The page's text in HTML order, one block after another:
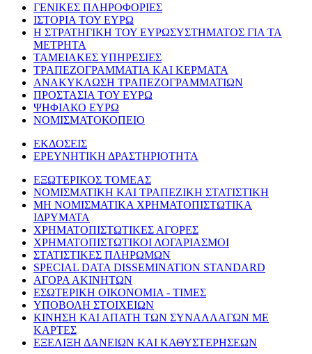
ΓΕΝΙΚΕΣ ΠΛΗΡΟΦΟΡΙΕΣ
ΙΣΤΟΡΙΑ ΤΟΥ ΕΥΡΩ
Η ΣΤΡΑΤΗΓΙΚΗ ΤΟΥ ΕΥΡΩΣΥΣΤΗΜΑΤΟΣ ΓΙΑ ΤΑ
ΜΕΤΡΗΤΑ
ΤΑΜΕΙΑΚΕΣ ΥΠΗΡΕΣΙΕΣ
ΤΡΑΠΕΖΟΓΡΑΜΜΑΤΙΑ ΚΑΙ ΚΕΡΜΑΤΑ
ΑΝΑΚΥΚΛΩΣΗ ΤΡΑΠΕΖΟΓΡΑΜΜΑΤΙΩΝ
ΠΡΟΣΤΑΣΙΑ ΤΟΥ ΕΥΡΩ
ΨΗΦΙΑΚΟ ΕΥΡΩ
ΝΟΜΙΣΜΑΤΟΚΟΠΕΙΟ
ΕΚΔΟΣΕΙΣ
ΕΡΕΥΝΗΤΙΚΗ ΔΡΑΣΤΗΡΙΟΤΗΤΑ
ΕΞΩΤΕΡΙΚΟΣ ΤΟΜΕΑΣ
ΝΟΜΙΣΜΑΤΙΚΗ ΚΑΙ ΤΡΑΠΕΖΙΚΗ ΣΤΑΤΙΣΤΙΚΗ
ΜΗ ΝΟΜΙΣΜΑΤΙΚΑ ΧΡΗΜΑΤΟΠΙΣΤΩΤΙΚΑ
ΙΔΡΥΜΑΤΑ
ΧΡΗΜΑΤΟΠΙΣΤΩΤΙΚΕΣ ΑΓΟΡΕΣ
ΧΡΗΜΑΤΟΠΙΣΤΩΤΙΚΟΙ ΛΟΓΑΡΙΑΣΜΟΙ
ΣΤΑΤΙΣΤΙΚΕΣ ΠΛΗΡΩΜΩΝ
SPECIAL DATA DISSEMINATION STANDARD
ΑΓΟΡΑ ΑΚΙΝΗΤΩΝ
ΕΣΩΤΕΡΙΚΗ ΟΙΚΟΝΟΜΙΑ - ΤΙΜΕΣ
ΥΠΟΒΟΛΗ ΣΤΟΙΧΕΙΩΝ
ΚΙΝΗΣΗ ΚΑΙ ΑΠΑΤΗ ΤΩΝ ΣΥΝΑΛΛΑΓΩΝ ΜΕ
ΚΑΡΤΕΣ
ΕΞΕΛΙΞΗ ΔΑΝΕΙΩΝ ΚΑΙ ΚΑΘΥΣΤΕΡΗΣΕΩΝ